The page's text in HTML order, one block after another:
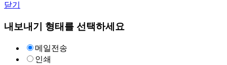
닫기
내보내기 형태를 선택하세요
메일전송
인쇄